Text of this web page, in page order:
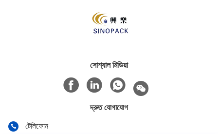
সোশ্যাল মিডিয়া
দ্রুত যোগাযোগ
টেলিফোন